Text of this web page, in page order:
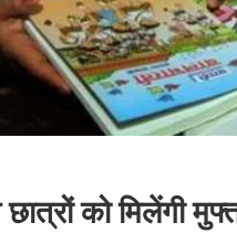
को मिलेंगी